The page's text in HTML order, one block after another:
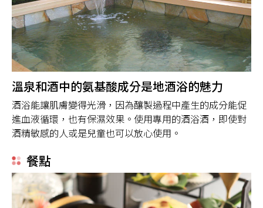
溫泉和酒中的氨基酸成分是地酒浴的魅力
酒浴能讓肌膚變得光滑，因為釀製過程中產生的成分能促
進血液循環，也有保濕效果。使用專用的酒浴酒，即使對
酒精敏感的人或是兒童也可以放心使用。
餐點